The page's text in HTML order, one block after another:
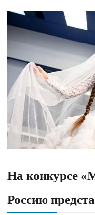
На конкурсе
Россию